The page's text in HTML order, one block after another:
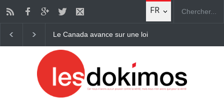
FR
Il croit lire la Bible… c’est un passage de «Pulp